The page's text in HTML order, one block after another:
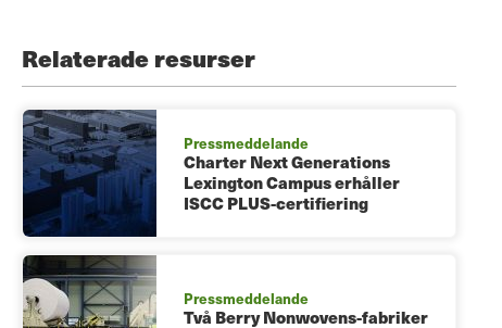
Relaterade resurser
Pressmeddelande
Charter Next Generations
Lexington Campus erhåller
ISCC PLUS-certifiering
Pressmeddelande
Två Berry Nonwovens-fabriker